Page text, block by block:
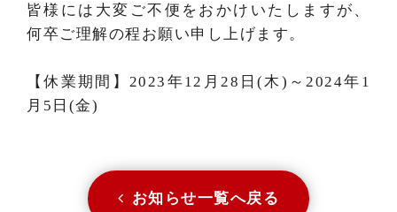
皆様には大変ご不便をおかけいたしますが、
何卒ご理解の程お願い申し上げます。
【休業期間】2023年12月28日(木)～2024年1
月5日(金)
お知らせ一覧へ戻る